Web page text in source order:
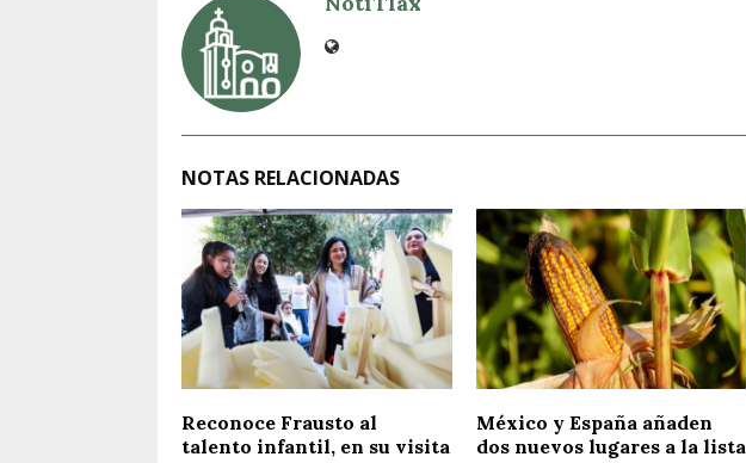
NOTAS RELACIONADAS
Reconoce Frausto al
talento infantil, en su visita
México y España añaden
dos nuevos lugares a la lista